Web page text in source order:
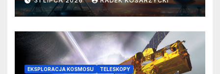
miejscach?
EKSPLORACJA KOSMOSU TELESKOPY